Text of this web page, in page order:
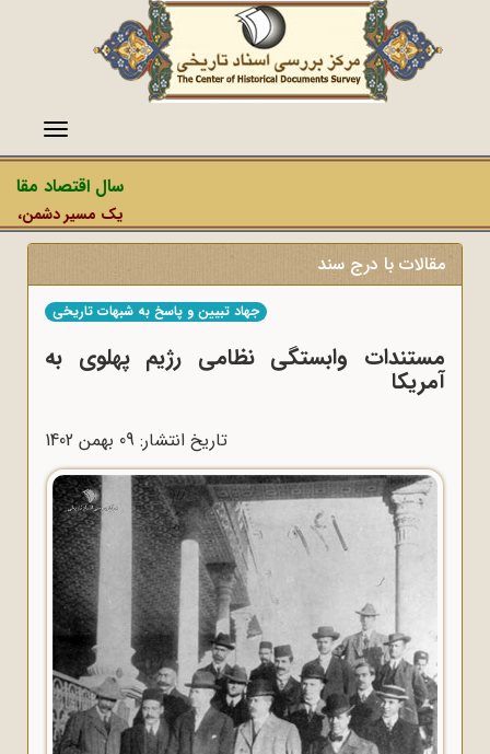
منو
سال اقتصاد
یک مسیر دشمن،
مقالات با درج سند
جهاد تبیین و پاسخ به شبهات تاریخی
مستندات وابستگی نظامی رژیم پهلوی به
آمریکا
تاریخ انتشار: 09 بهمن 1402